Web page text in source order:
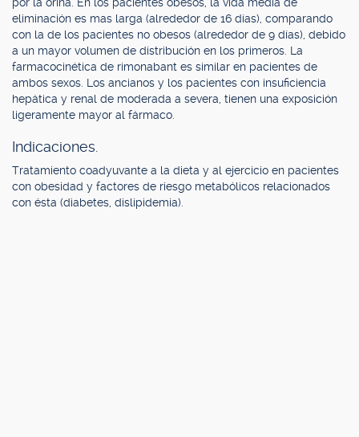
eliminación es mas larga (alrededor de 16 días), comparando
con la de los pacientes no obesos (alrededor de 9 días), debido
a un mayor volumen de distribución en los primeros. La
farmacocinética de rimonabant es similar en pacientes de
ambos sexos. Los ancianos y los pacientes con insuficiencia
hepática y renal de moderada a severa, tienen una exposición
ligeramente mayor al fármaco.
Indicaciones.
Tratamiento coadyuvante a la dieta y al ejercicio en pacientes
con obesidad y factores de riesgo metabólicos relacionados
con ésta (diabetes, dislipidemia).